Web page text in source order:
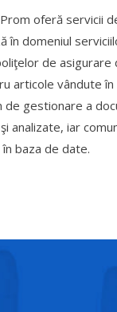
oferă servicii
în domeniul
de asigurare
articole vândute
gestionare a
iar
baza de date.